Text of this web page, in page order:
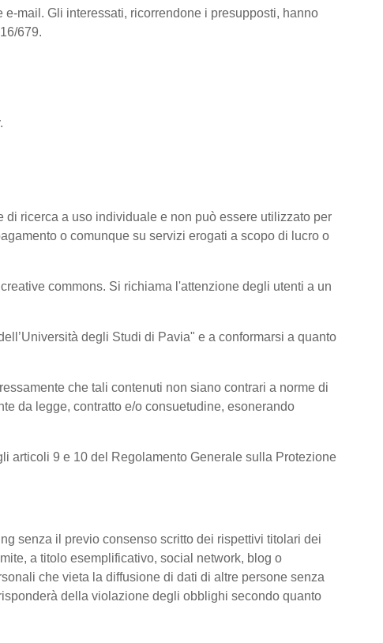
mail. Gli interessati, ricorrendone i presupposti, hanno
679.
ricerca a uso individuale e non può essere utilizzato per
o comunque su servizi erogati a scopo di lucro o
commons. Si richiama l'attenzione degli utenti a un
degli Studi di Pavia" e a conformarsi a quanto
che tali contenuti non siano contrari a norme di
da legge, contratto e/o consuetudine, esonerando
articoli 9 e 10 del Regolamento Generale sulla Protezione
senza il previo consenso scritto dei rispettivi titolari dei
a titolo esemplificativo, social network, blog o
che vieta la diffusione di dati di altre persone senza
della violazione degli obblighi secondo quanto